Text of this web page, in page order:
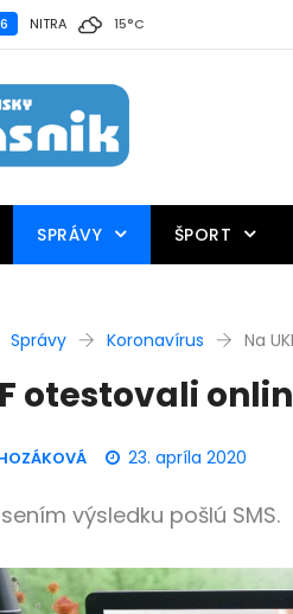
NITRA 15°C
SPRÁVY ŠPORT
Správy Koronavírus Na
otestovali
23. apríla 2020
výsledku pošlú SMS.